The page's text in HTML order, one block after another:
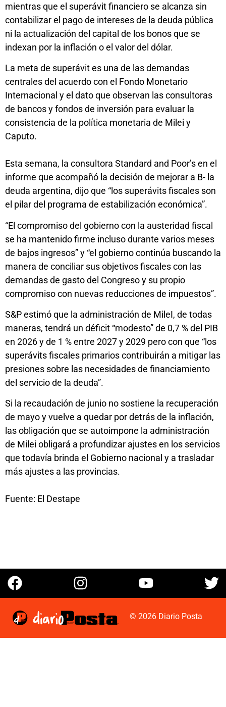
mientras que el superávit financiero se alcanza sin
contabilizar el pago de intereses de la deuda pública
ni la actualización del capital de los bonos que se
indexan por la inflación o el valor del dólar.
La meta de superávit es una de las demandas
centrales del acuerdo con el Fondo Monetario
Internacional y el dato que observan las consultoras
de bancos y fondos de inversión para evaluar la
consistencia de la política monetaria de Milei y
Caputo.
Esta semana, la consultora Standard and Poor’s en el
informe que acompañó la decisión de mejorar a B- la
deuda argentina, dijo que “los superávits fiscales son
el pilar del programa de estabilización económica”.
“El compromiso del gobierno con la austeridad fiscal
se ha mantenido firme incluso durante varios meses
de bajos ingresos” y “el gobierno continúa buscando la
manera de conciliar sus objetivos fiscales con las
demandas de gasto del Congreso y su propio
compromiso con nuevas reducciones de impuestos”.
S&P estimó que la administración de MileI, de todas
maneras, tendrá un déficit “modesto” de 0,7 % del PIB
en 2026 y de 1 % entre 2027 y 2029 pero con que “los
superávits fiscales primarios contribuirán a mitigar las
presiones sobre las necesidades de financiamiento
del servicio de la deuda”.
Si la recaudación de junio no sostiene la recuperación
de mayo y vuelve a quedar por detrás de la inflación,
las obligación que se autoimpone la administración
de Milei obligará a profundizar ajustes en los servicios
que todavía brinda el Gobierno nacional y a trasladar
más ajustes a las provincias.
Fuente: El Destape
© 2026 Diario Posta